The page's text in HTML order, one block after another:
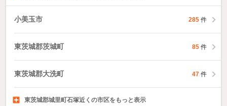
小美玉市 285 件
東茨城郡茨城町 85 件
東茨城郡大洗町 47 件
那珂郡東海村229件
久慈郡大子町7件
稲敷郡美浦村48件
東茨城郡城里町石塚近くの市区をもっと表示